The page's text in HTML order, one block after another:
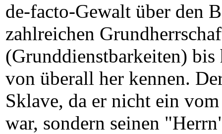
de-facto-Gewalt über den
zahlreichen
(Grunddienstbarkeiten)
von überall her kennen.
Sklave, da er nicht ein
war, sondern seinen